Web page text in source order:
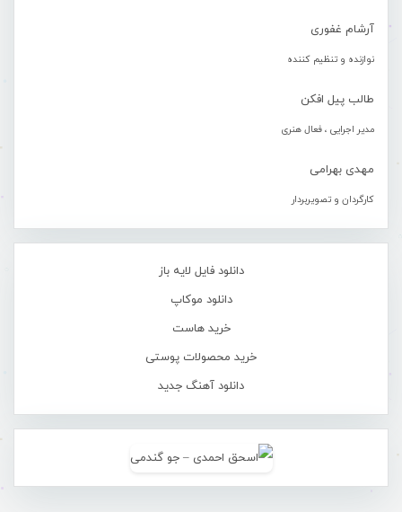
آرشام غفوری
نوازنده و تنظیم کننده
طالب پیل افکن
مدیر اجرایی ، فعال هنری
مهدی بهرامی
کارگردان و تصویربردار
دانلود فایل لایه باز
دانلود موکاپ
خرید هاست
خرید محصولات پوستی
دانلود آهنگ جدید